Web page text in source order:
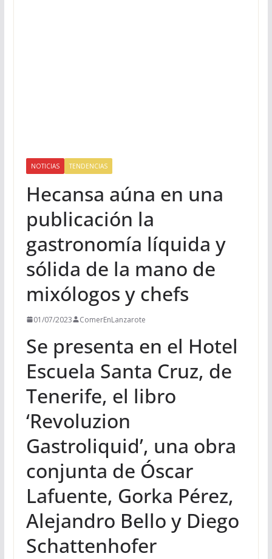
NOTICIAS TENDENCIAS
Hecansa aúna en una
publicación la
gastronomía líquida y
sólida de la mano de
mixólogos y chefs
01/07/2023 ComerEnLanzarote
Se presenta en el Hotel
Escuela Santa Cruz, de
Tenerife, el libro
‘Revoluzion
Gastroliquid’, una obra
conjunta de Óscar
Lafuente, Gorka Pérez,
Alejandro Bello y Diego
Schattenhofer